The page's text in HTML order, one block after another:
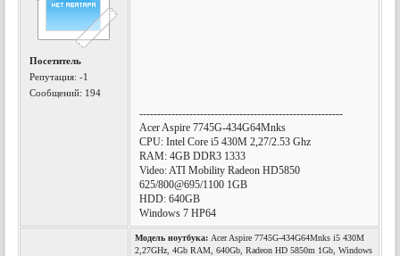
Посетитель
Репутация:-1
Сообщений: 194
---------------------------------------------------------
Acer Aspire 7745G-434G64Mnks
CPU: Intel Core i5 430M 2,27/2.53 Ghz
RAM: 4GB DDR3 1333
Video: ATI Mobility Radeon HD5850
625/800@695/1100 1GB
HDD: 640GB
Windows 7 HP64
Модель ноутбука: Acer Aspire 7745G-434G64Mnks i5 430M
2,27GHz, 4Gb RAM, 640Gb, Radeon HD 5850m 1Gb, Windows